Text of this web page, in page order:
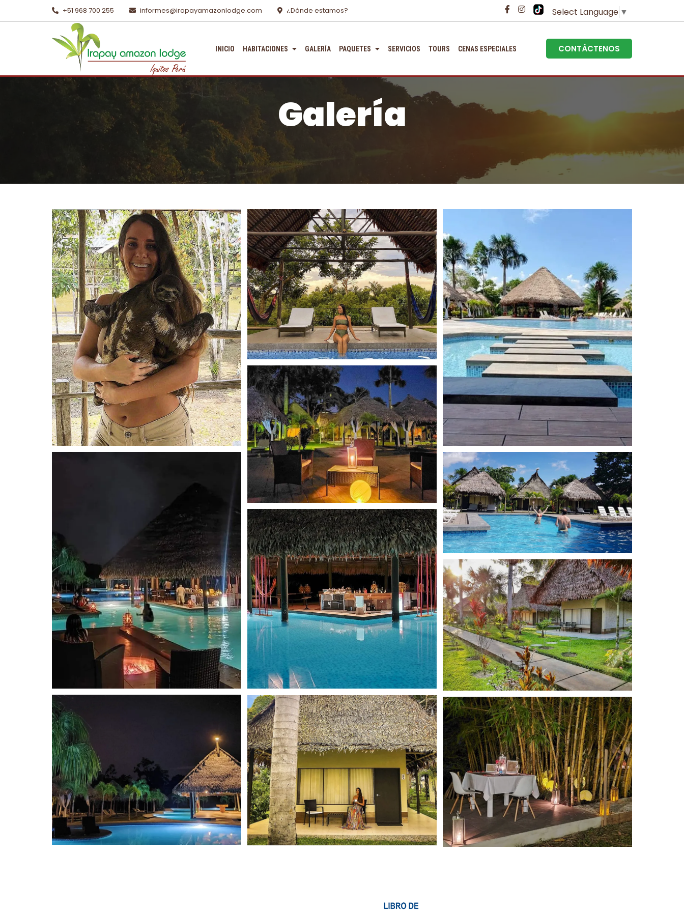
+51 968 700 255 informes@irapayamazonlodge.com ¿Dónde estamos? Select Language ▼
INICIO HABITACIONES GALERÍA PAQUETES SERVICIOS TOURS CENAS ESPECIALES CONTÁCTENOS
Galería